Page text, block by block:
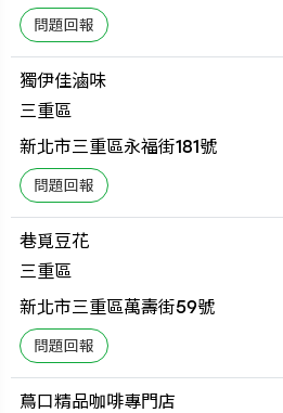
獨伊佳滷味
三重區
新北市三重區永福街181號
巷覓豆花
三重區
新北市三重區萬壽街59號
蔦口精品咖啡專門店